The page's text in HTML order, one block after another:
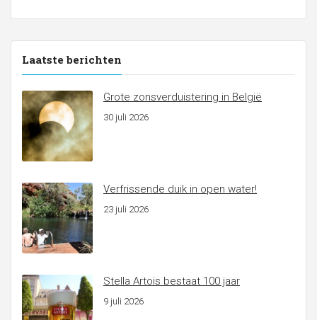
Laatste berichten
Grote zonsverduistering in België
30 juli 2026
Verfrissende duik in open water!
23 juli 2026
Stella Artois bestaat 100 jaar
9 juli 2026